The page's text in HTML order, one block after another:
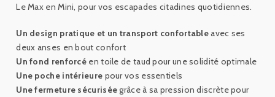
Le Max en Mini, pour vos escapades citadines quotidiennes.
Un design pratique et un transport confortableavec ses
deux anses en bout confort
Un fond renforcé en toile de taud pour une solidité optimale
Une poche intérieure pour vos essentiels
Une fermeture sécuriséegrâce à sa pression discrète pour